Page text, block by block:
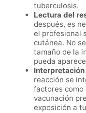
tuberculosis.
Lectura del
después, es
el profesional
cutánea. No
tamaño de la
pueda
reacción se
factores como
vacunación
exposición a